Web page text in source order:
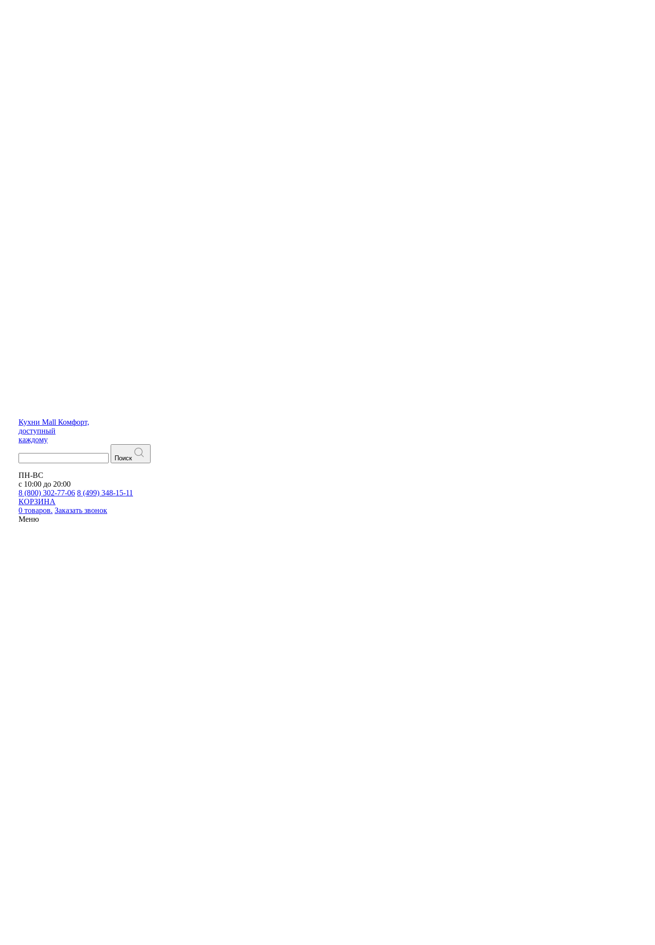
Кухни Mall Комфорт,
доступный
каждому
Поиск
ПН-ВС
с 10:00 до 20:00
8 (800) 302-77-06 8 (499) 348-15-11
КОРЗИНА
0 товаров. Заказать звонок
Меню